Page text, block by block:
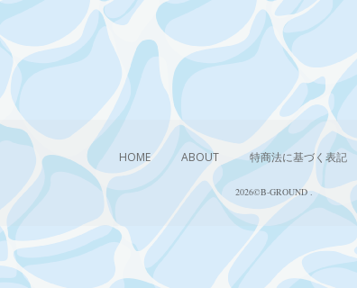
HOME ABOUT 特商法に基づく表記
2026©︎B-GROUND.